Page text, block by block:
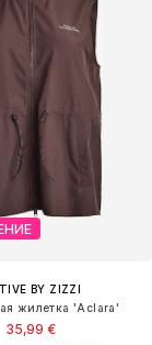
BY ZIZZI
жилетка 'Aclara'
35,99 €